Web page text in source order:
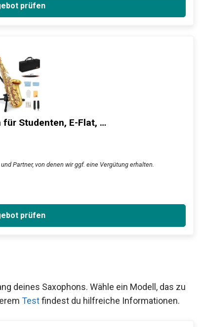
prüfen
Studenten, E-Flat, …
Partner, von denen wir ggf. eine Vergütung erhalten.
prüfen
deines Saxophons. Wähle ein Modell, das zu
Testfindest du hilfreiche Informationen.